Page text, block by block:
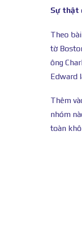
Sự thật
Theo
tờ
ông
Edward
Thêm
nhóm
toàn